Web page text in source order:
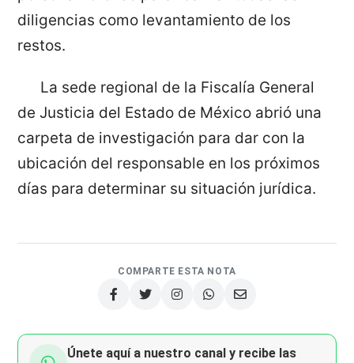
diligencias como levantamiento de los
restos.
La sede regional de la Fiscalía General
de Justicia del Estado de México abrió una
carpeta de investigación para dar con la
ubicación del responsable en los próximos
días para determinar su situación jurídica.
COMPARTE ESTA NOTA
Únete aquí a nuestro canal y recibe las